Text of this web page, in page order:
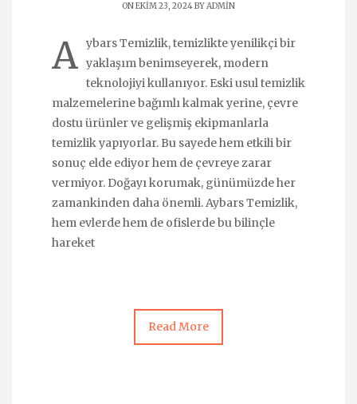
ON EKIM 23, 2024 BYADMIN
A ybars Temizlik, temizlikte yenilikçi bir
yaklaşım benimseyerek, modern
teknolojiyi kullanıyor. Eski usul temizlik
malzemelerine bağımlı kalmak yerine, çevre
dostu ürünler ve gelişmiş ekipmanlarla
temizlik yapıyorlar. Bu sayede hem etkili bir
sonuç elde ediyor hem de çevreye zarar
vermiyor. Doğayı korumak, günümüzde her
zamankinden daha önemli. Aybars Temizlik,
hem evlerde hem de ofislerde bu bilinçle
hareket
Read More